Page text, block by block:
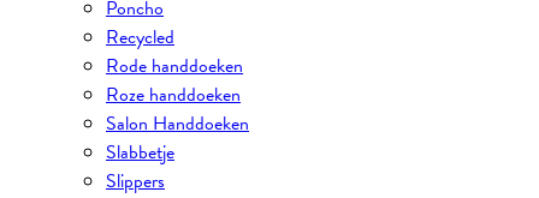
Poncho
Recycled
Rode handdoeken
Roze handdoeken
Salon Handdoeken
Slabbetje
Slippers